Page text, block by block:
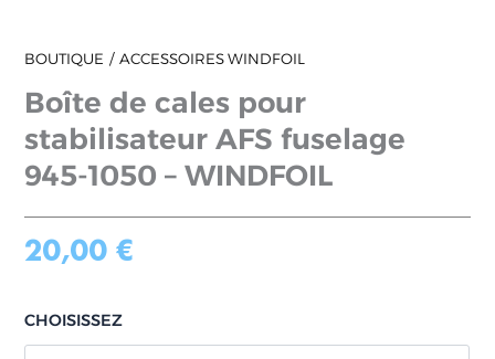
BOUTIQUE ACCESSOIRES WINDFOIL
Boîte de cales pour
stabilisateur AFS fuselage
945-1050 – WINDFOIL
20,00€
CHOISISSEZ